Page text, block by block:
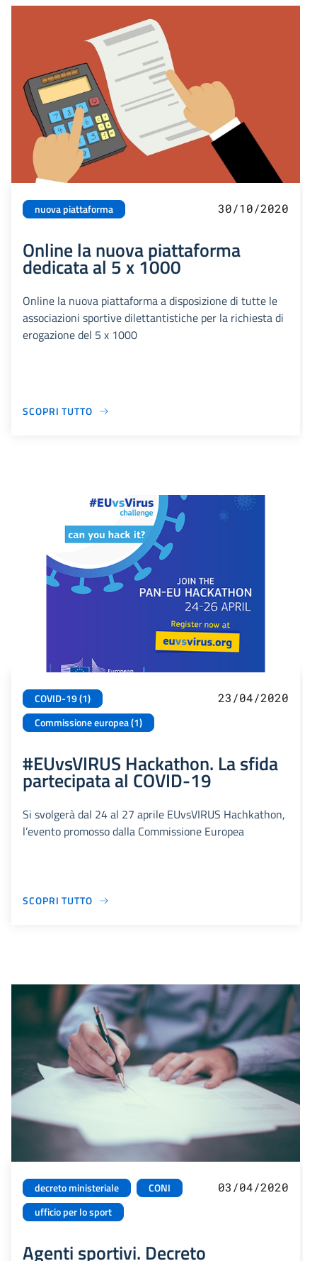
nuova piattaforma 30/10/2020
Online la nuova piattaforma
dedicata al 5 x 1000
Online la nuova piattaforma a disposizione di tutte le
associazioni sportive dilettantistiche per la richiesta di
erogazione del 5 x 1000
SCOPRI TUTTO
COVID-19 (1)
Commissione europea (1)
23/04/2020
#EUvsVIRUS Hackathon. La sfida
partecipata al COVID-19
Si svolgerà dal 24 al 27 aprile EUvsVIRUS Hachkathon,
l’evento promosso dalla Commissione Europea
SCOPRI TUTTO
decreto ministeriale
CONI
ufficio per lo sport
03/04/2020
Agenti sportivi. Decreto